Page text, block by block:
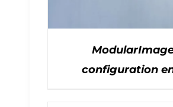
configuration